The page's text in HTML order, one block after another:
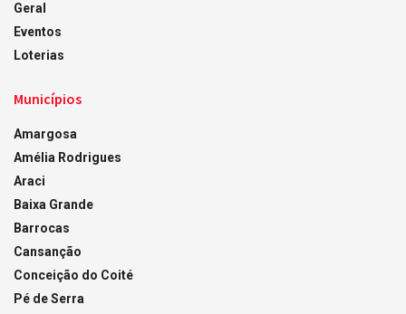
Geral
Eventos
Loterias
Municípios
Amargosa
Amélia Rodrigues
Araci
Baixa Grande
Barrocas
Cansanção
Conceição do Coité
Pé de Serra